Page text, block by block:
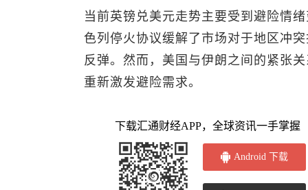
当前英镑兑美元走势主要受到避险情
色列停火协议缓解了市场对于地区冲
反弹。然而，美国与伊朗之间的紧张
重新激发避险需求。
下载汇通财经APP，全球资讯一手掌握
Android 下载